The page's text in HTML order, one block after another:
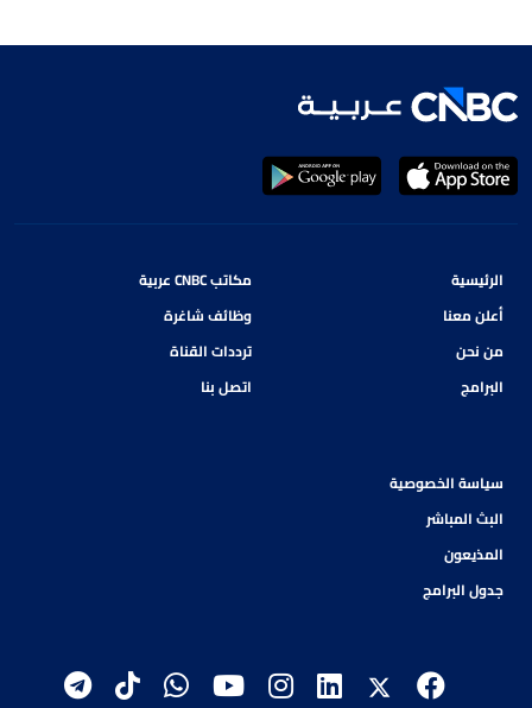
الرئيسية
أعلن معنا
من نحن
البرامج
مكاتب CNBC عربية
وظائف شاغرة
ترددات القناة
اتصل بنا
سياسة الخصوصية
البث المباشر
المذيعون
جدول البرامج